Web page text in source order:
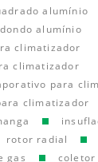
alumínio
alumínio
climatizador
climatizador
para
climatizador
rotor radial
gas
coletor